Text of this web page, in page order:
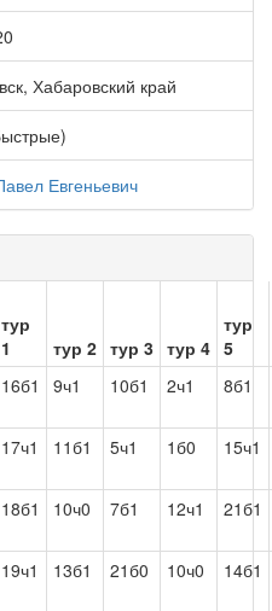
Хабаровский край
Евгеньевич
тур
1
тур 2 тур 3 тур 4
тур
5
16б1 9ч1 10б1 2ч1 8б1
17ч1 11б1 5ч1 1б0 15ч1
18б1 10ч0 7б1 12ч1 21б1
19ч1 13б1 21б0 10ч0 14б1